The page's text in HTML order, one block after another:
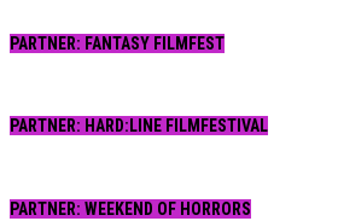
PARTNER: FANTASY FILMFEST
PARTNER: HARD:LINE FILMFESTIVAL
PARTNER: WEEKEND OF HORRORS